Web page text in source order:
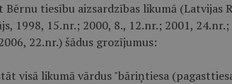
Bērnu tiesību aizsardzības likumā (Latvijas
1998, 15.nr.; 2000, 8., 12.nr.; 2001,
22.nr.) šādus grozījumus:
visā likumā vārdus "bāriņtiesa